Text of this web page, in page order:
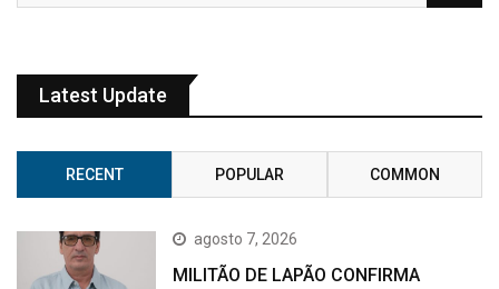
Latest Update
RECENT POPULAR COMMON
agosto 7, 2026
MILITÃO DE LAPÃO CONFIRMA